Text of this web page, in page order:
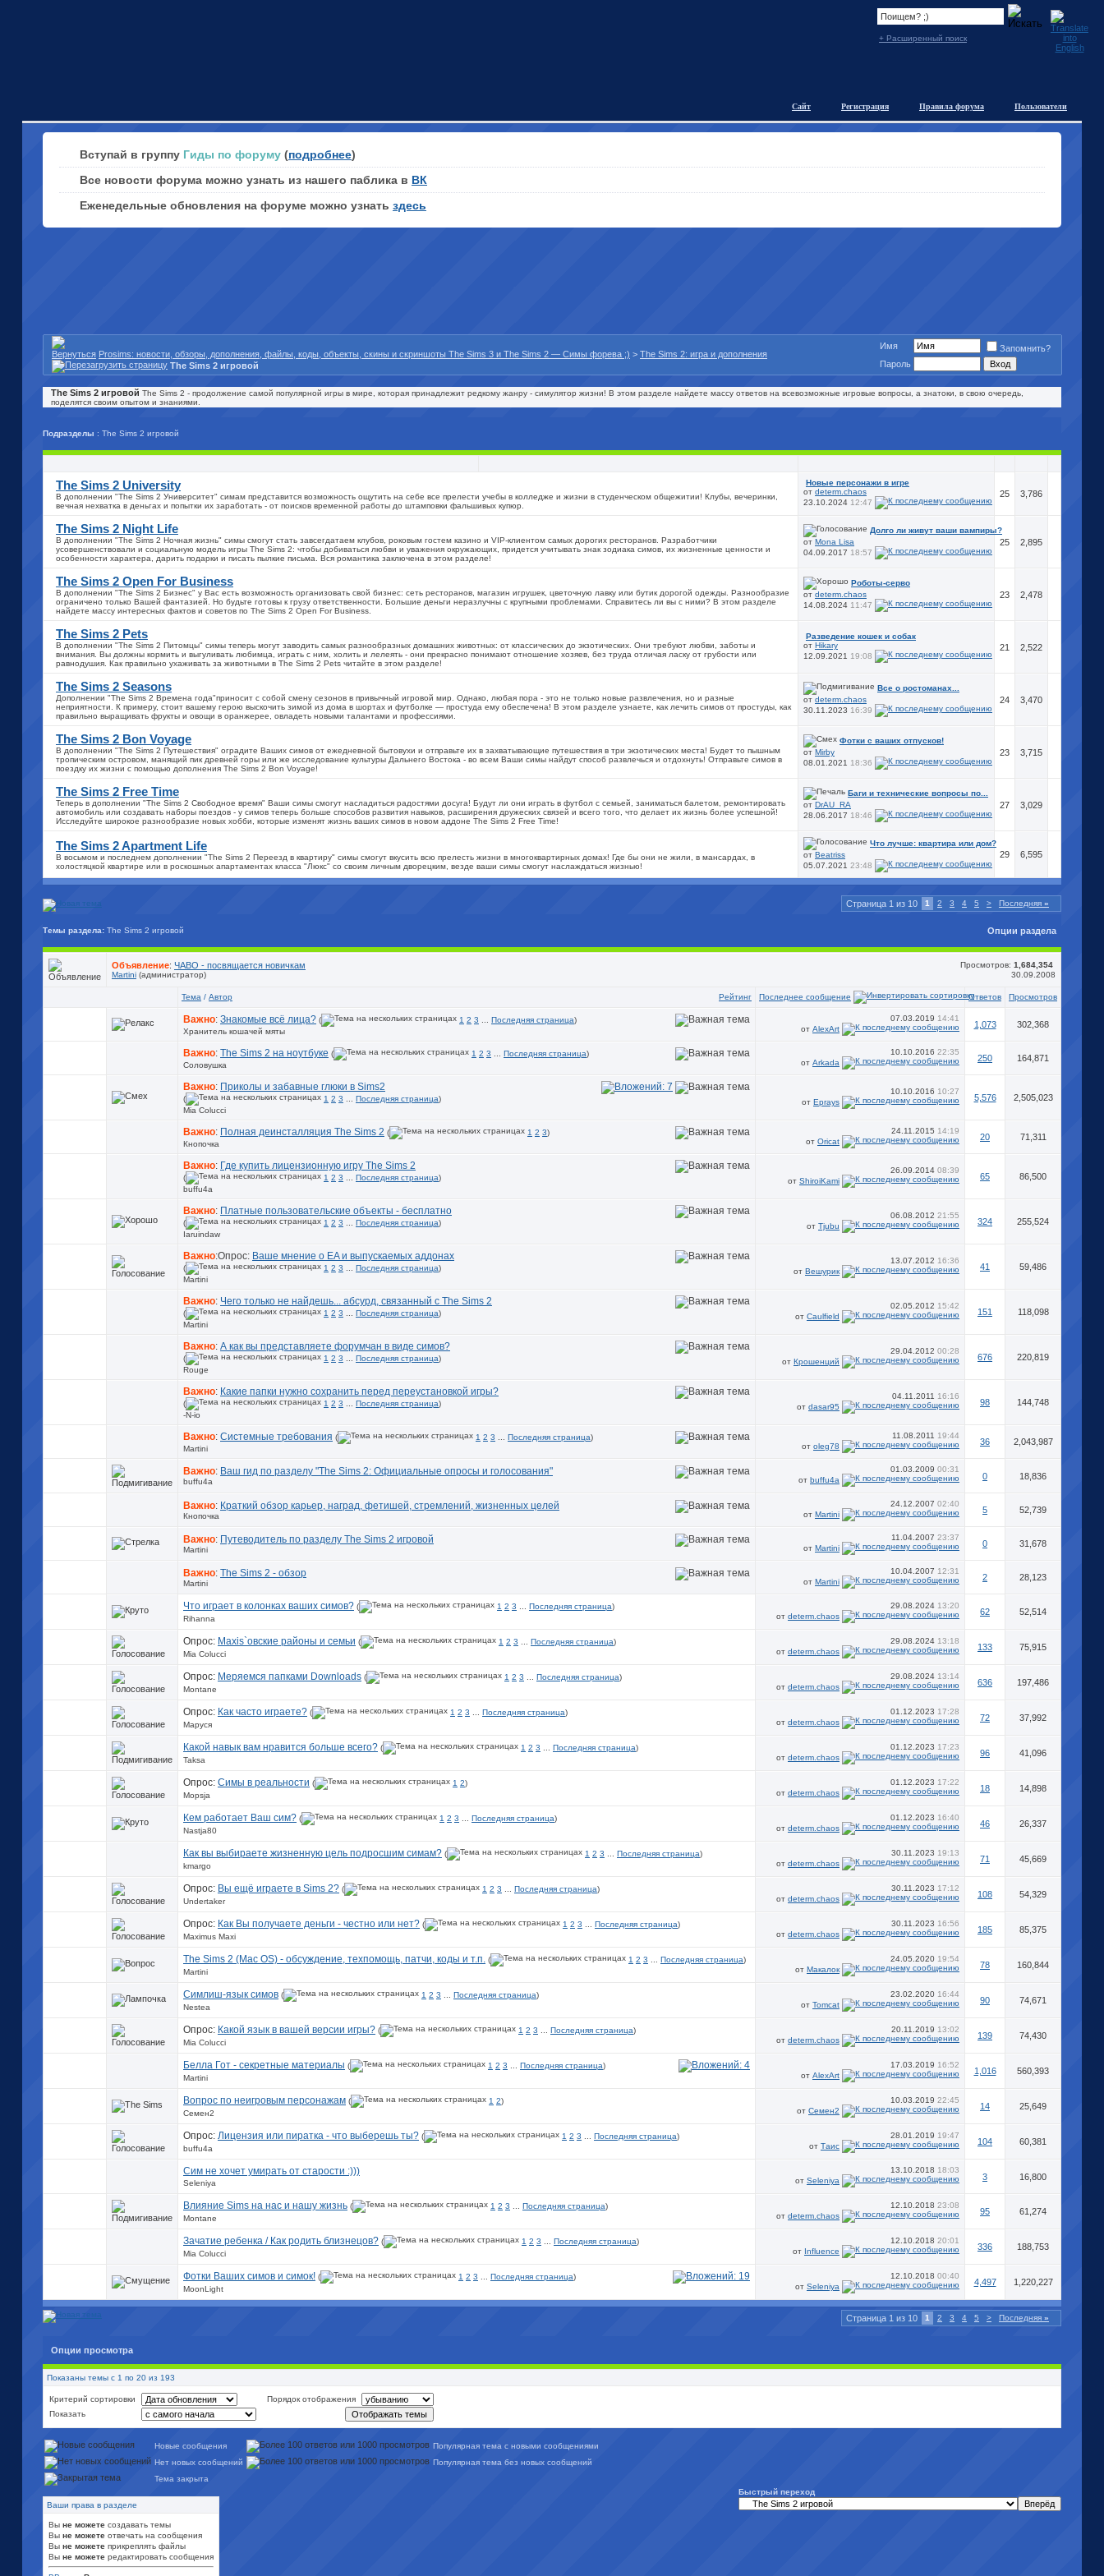
+ Расширенный поиск
Пользователи
Правила форума
Регистрация
Сайт
Вступай в группу Гиды по форуму (подробнее)
Все новости форума можно узнать из нашего паблика в ВК
Еженедельные обновления на форуме можно узнать здесь
Prosims: новости, обзоры, дополнения, файлы, коды, объекты, скины и скриншоты The Sims 3 и The Sims 2 — Симы форева ;) > The Sims 2: игра и дополнения
The Sims 2 игровой
Имя
Запомнить?
Пароль
The Sims 2 игровой The Sims 2 - продолжение самой популярной игры в мире, которая принадлежит редкому жанру - симулятор жизни! В этом разделе найдете массу ответов на всевозможные игровые вопросы, а знатоки, в свою очередь,
поделятся своим опытом и знаниями.
Подразделы : The Sims 2 игровой
The Sims 2 University
В дополнении "The Sims 2 Университет" симам представится возможность ощутить на себе все прелести учебы в колледже и жизни в студенческом общежитии! Клубы, вечеринки,
вечная нехватка в деньгах и попытки их заработать - от поисков временной работы до штамповки фальшивых купюр.
Новые персонажи в игре
от determ.chaos
23.10.2024 12:47
25 3,786
The Sims 2 Night Life
В дополнении "The Sims 2 Ночная жизнь" симы смогут стать завсегдатаем клубов, роковым гостем казино и VIP-клиентом самых дорогих ресторанов. Разработчики
усовершенствовали и социальную модель игры The Sims 2: чтобы добиваться любви и уважения окружающих, придется учитывать знак зодиака симов, их жизненные ценности и
особенности характера, дарить подарки и писать пылкие письма. Вся романтика заключена в этом разделе!
Долго ли живут ваши вампиры?
от Mona Lisa
04.09.2017 18:57
25 2,895
The Sims 2 Open For Business
В дополнении "The Sims 2 Бизнес" у Вас есть возможность организовать свой бизнес: сеть ресторанов, магазин игрушек, цветочную лавку или бутик дорогой одежды. Разнообразие
ограничено только Вашей фантазией. Но будьте готовы к грузу ответственности. Большие деньги неразлучны с крупными проблемами. Справитесь ли вы с ними? В этом разделе
найдете массу интересных фактов и советов по The Sims 2 Open For Business.
Роботы-серво
от determ.chaos
14.08.2024 11:47
23 2,478
The Sims 2 Pets
В дополнении "The Sims 2 Питомцы" симы теперь могут заводить самых разнообразных домашних животных: от классических до экзотических. Они требуют любви, заботы и
внимания. Вы должны кормить и выгуливать любимца, играть с ним, холить и лелеять - они прекрасно понимают отношение хозяев, без труда отличая ласку от грубости или
равнодушия. Как правильно ухаживать за животными в The Sims 2 Pets читайте в этом разделе!
Разведение кошек и собак
от Hikary
12.09.2021 19:08
21 2,522
The Sims 2 Seasons
Дополнении "The Sims 2 Времена года"приносит с собой смену сезонов в привычный игровой мир. Однако, любая пора - это не только новые развлечения, но и разные
неприятности. К примеру, стоит вашему герою выскочить зимой из дома в шортах и футболке — простуда ему обеспечена! В этом разделе узнаете, как лечить симов от простуды, как
правильно выращивать фрукты и овощи в оранжерее, овладеть новыми талантами и профессиями.
Все о ростоманах...
от determ.chaos
30.11.2023 16:39
24 3,470
The Sims 2 Bon Voyage
В дополнении "The Sims 2 Путешествия" оградите Ваших симов от ежедневной бытовухи и отправьте их в захватывающие путешествия в три экзотических места! Будет то пышным
тропическим островом, манящий пик древней горы или же исследование культуры Дальнего Востока - во всем Ваши симы найдут способ развлечься и отдохнуть! Отправьте симов в
поездку их жизни с помощью дополнения The Sims 2 Bon Voyage!
Фотки с ваших отпусков!
от Mirby
08.01.2021 18:36
23 3,715
The Sims 2 Free Time
Теперь в дополнении "The Sims 2 Свободное время" Ваши симы смогут насладиться радостями досуга! Будут ли они играть в футбол с семьей, заниматься балетом, ремонтировать
автомобиль или создавать наборы поездов - у симов теперь больше способов развития навыков, расширения дружеских связей и всего того, что делает их жизнь более успешной!
Исследуйте широкое разнообразие новых хобби, которые изменят жизнь ваших симов в новом аддоне The Sims 2 Free Time!
Баги и технические вопросы по...
от DrAU_RA
28.06.2017 18:46
27 3,029
The Sims 2 Apartment Life
В восьмом и последнем дополнении "The Sims 2 Переезд в квартиру" симы смогут вкусить всю прелесть жизни в многоквартирных домах! Где бы они не жили, в мансардах, в
холостяцкой квартире или в роскошных апартаментах класса "Люкс" со своим личным дворецким, везде ваши симы смогут наслаждаться жизнью!
Что лучше: квартира или дом?
от Beatriss
05.07.2021 23:48
29 6,595
Страница 1 из 10 1 2 3 4 5 > Последняя »
Темы раздела: The Sims 2 игровой Опции раздела
Просмотров: 1,684,354
Объявление: ЧАВО - посвящается новичкам
30.09.2008
Martini (администратор)
Рейтинг
Тема / Автор Последнее сообщение Ответов Просмотров
Важно: Знакомые всё лица? ( 1 2 3 Последняя страница)
Хранитель кошачей мяты
07.03.2019 14:41
от AlexArt 1,073 302,368
Важно: The Sims 2 на ноутбуке ( 1 2 3 Последняя страница)
Соловушка
10.10.2016 22:35
от Arkada 250 164,871
Важно: Приколы и забавные глюки в Sims2
( 1 2 3 Последняя страница)
Mia Colucci
10.10.2016 10:27
от Eprays 5,576 2,505,023
Важно: Полная деинсталляция The Sims 2 ( 1 2 3)
Кнопочка
24.11.2015 14:19
от Oricat 20 71,311
Важно: Где купить лицензионную игру The Sims 2
( 1 2 3 Последняя страница)
buffu4a
26.09.2014 08:39
от ShiroiKami 65 86,500
Важно: Платные пользовательские объекты - бесплатно
( 1 2 3 Последняя страница)
Iaruindaw
06.08.2012 21:55
от Tjubu 324 255,524
Важно:Опрос: Ваше мнение о EA и выпускаемых аддонах
( 1 2 3 Последняя страница)
Martini
13.07.2012 16:36
от Вешурик 41 59,486
Важно: Чего только не найдешь... абсурд, связанный с The Sims 2
( 1 2 3 Последняя страница)
Martini
02.05.2012 15:42
от Caulfield 151 118,098
Важно: А как вы представляете форумчан в виде симов?
( 1 2 3 Последняя страница)
Rouge
29.04.2012 00:28
от Крошенций 676 220,819
Важно: Какие папки нужно сохранить перед переустановкой игры?
( 1 2 3 Последняя страница)
-N-io
04.11.2011 16:16
от dasar95 98 144,748
Важно: Системные требования ( 1 2 3 Последняя страница)
Martini
11.08.2011 19:44
от oleg78 36 2,043,987
Важно: Ваш гид по разделу "The Sims 2: Официальные опросы и голосования"
buffu4a
01.03.2009 00:31
от buffu4a 0 18,836
Важно: Краткий обзор карьер, наград, фетишей, стремлений, жизненных целей
Кнопочка
24.12.2007 02:40
от Martini 5 52,739
Важно: Путеводитель по разделу The Sims 2 игровой
Martini
11.04.2007 23:37
от Martini 0 31,678
Важно: The Sims 2 - обзор
Martini
10.04.2007 12:31
от Martini 2 28,123
Что играет в колонках ваших симов? ( 1 2 3 Последняя страница)
Rihanna
29.08.2024 13:20
от determ.chaos 62 52,514
Опрос: Maxis`овские районы и семьи ( 1 2 3 Последняя страница)
Mia Colucci
29.08.2024 13:18
от determ.chaos 133 75,915
Опрос: Меряемся папками Downloads ( 1 2 3 Последняя страница)
Montane
29.08.2024 13:14
от determ.chaos 636 197,486
Опрос: Как часто играете? ( 1 2 3 Последняя страница)
Маруся
01.12.2023 17:28
от determ.chaos 72 37,992
Какой навык вам нравится больше всего? ( 1 2 3 Последняя страница)
Taksa
01.12.2023 17:23
от determ.chaos 96 41,096
Опрос: Симы в реальности ( 1 2)
Mopsja
01.12.2023 17:22
от determ.chaos 18 14,898
Кем работает Ваш сим? ( 1 2 3 Последняя страница)
Nastja80
01.12.2023 16:40
от determ.chaos 46 26,337
Как вы выбираете жизненную цель подросшим симам? ( 1 2 3 Последняя страница)
kmargo
30.11.2023 19:13
от determ.chaos 71 45,669
Опрос: Вы ещё играете в Sims 2? ( 1 2 3 Последняя страница)
Undertaker
30.11.2023 17:12
от determ.chaos 108 54,329
Опрос: Как Вы получаете деньги - честно или нет? ( 1 2 3 Последняя страница)
Maximus Maxi
30.11.2023 16:56
от determ.chaos 185 85,375
The Sims 2 (Mac OS) - обсуждение, техпомощь, патчи, коды и т.п. ( 1 2 3 Последняя страница)
Martini
24.05.2020 19:54
от Макалок 78 160,844
Симлиш-язык симов ( 1 2 3 Последняя страница)
Nestea
23.02.2020 16:44
от Tomcat 90 74,671
Опрос: Какой язык в вашей версии игры? ( 1 2 3 Последняя страница)
Mia Colucci
20.11.2019 13:02
от determ.chaos 139 74,430
Белла Гот - секретные материалы ( 1 2 3 Последняя страница)
Martini
17.03.2019 16:52
от AlexArt 1,016 560,393
Вопрос по неигровым персонажам ( 1 2)
Семен2
10.03.2019 22:45
от Семен2 14 25,649
Опрос: Лицензия или пиратка - что выберешь ты? ( 1 2 3 Последняя страница)
buffu4a
28.01.2019 19:47
от Таис 104 60,381
Сим не хочет умирать от старости :)))
Seleniya
13.10.2018 18:03
от Seleniya 3 16,800
Влияние Sims на нас и нашу жизнь ( 1 2 3 Последняя страница)
Montane
12.10.2018 23:08
от determ.chaos 95 61,274
Зачатие ребенка / Как родить близнецов? ( 1 2 3 Последняя страница)
Mia Colucci
12.10.2018 20:01
от Influence 336 188,753
Фотки Ваших симов и симок! ( 1 2 3 Последняя страница)
MoonLight
12.10.2018 00:40
от Seleniya 4,497 1,220,227
Страница 1 из 10 1 2 3 4 5 > Последняя »
Опции просмотра
Показаны темы с 1 по 20 из 193
Критерий сортировки
Порядок отображения
Показать
Новые сообщения
Популярная тема с новыми сообщениями
Нет новых сообщений
Популярная тема без новых сообщений
Тема закрыта
Ваши права в разделе
Вы не можете создавать темы
Вы не можете отвечать на сообщения
Вы не можете прикреплять файлы
Вы не можете редактировать сообщения
Быстрый переход